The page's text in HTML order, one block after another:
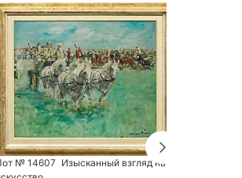
№ 14607 Изысканный взгляд на